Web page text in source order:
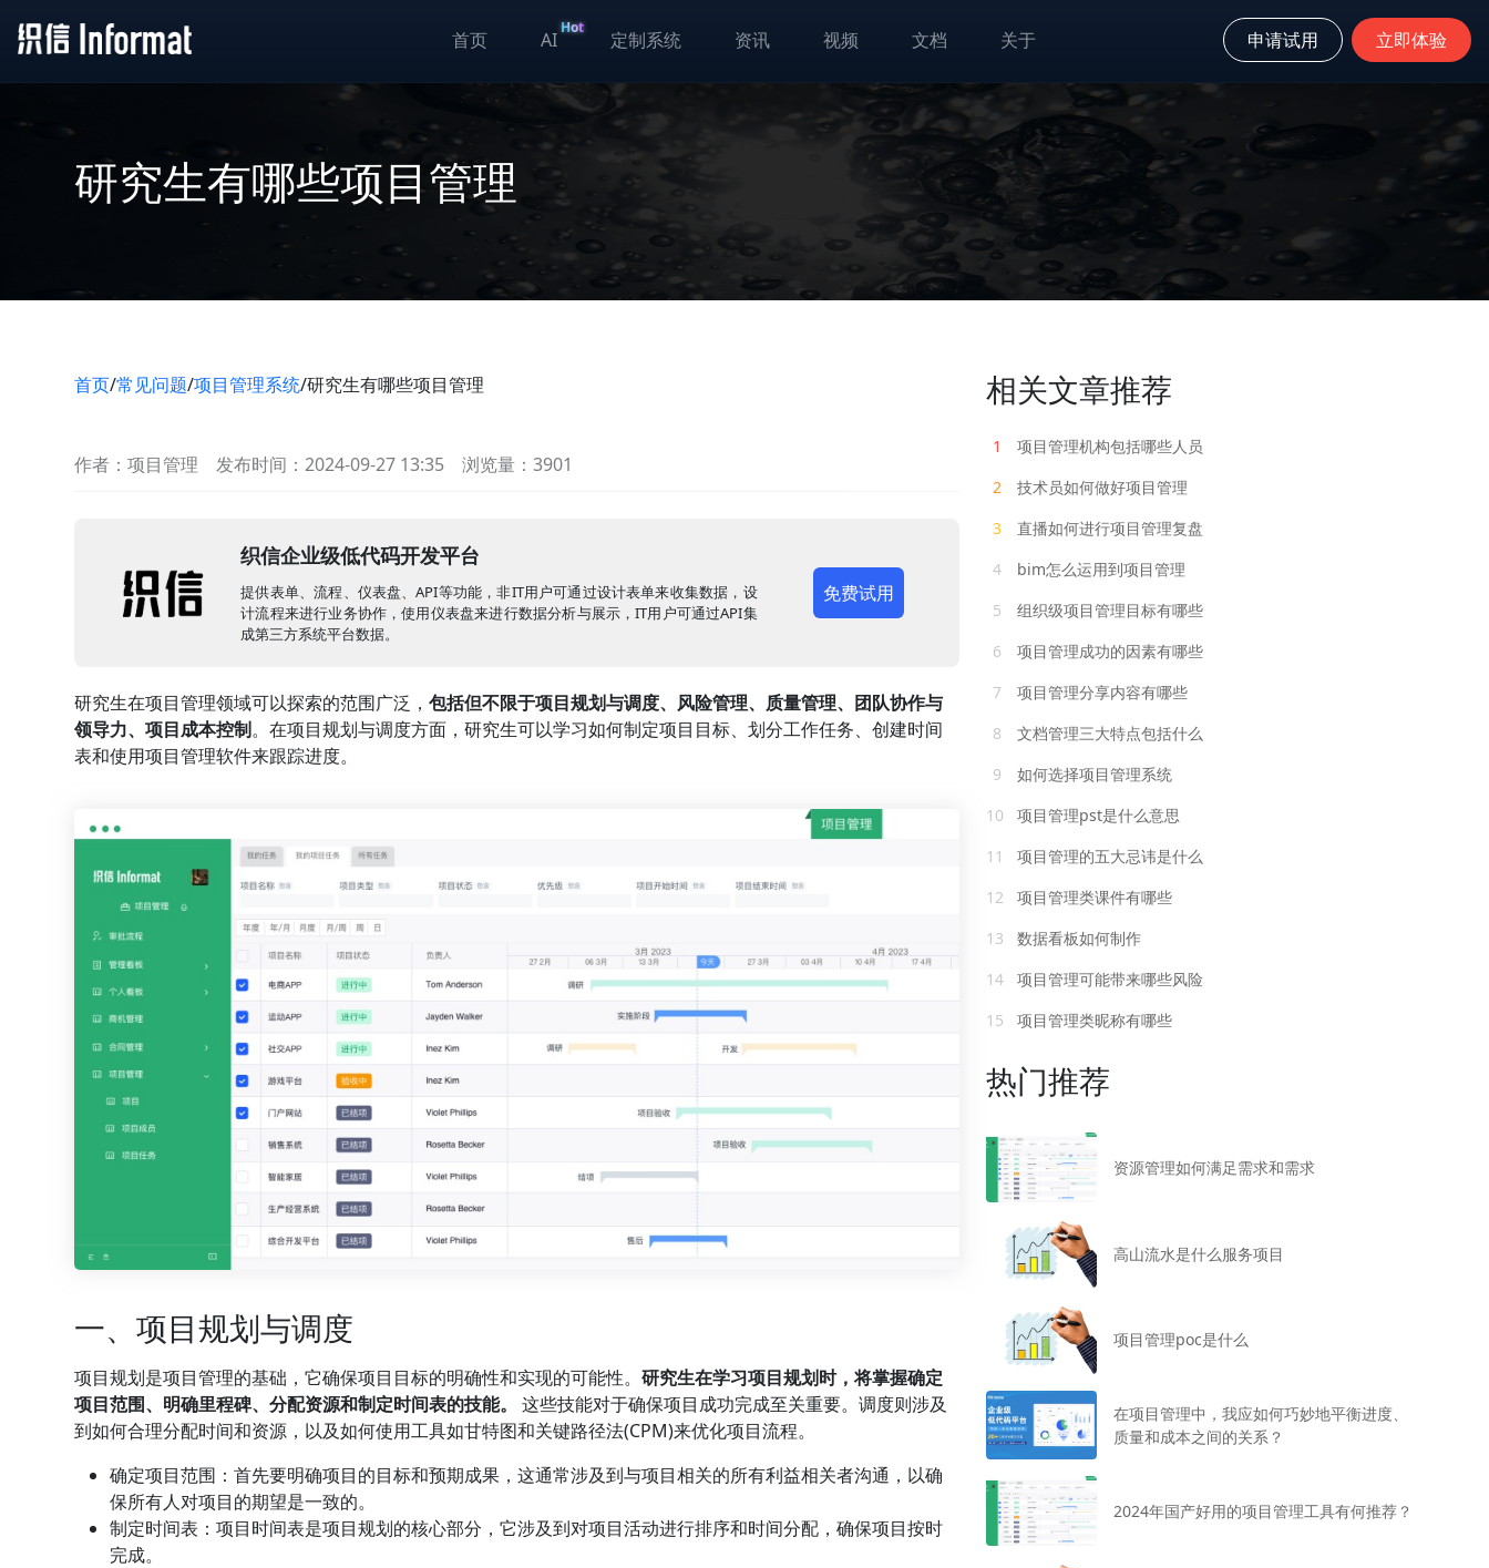
首页 AI
Hot
定制系统 资讯 视频 文档 关于 申请试用 立即体验
研究生有哪些项目管理
首页/常见问题/项目管理系统/研究生有哪些项目管理
作者：项目管理 发布时间：2024-09-27 13:35 浏览量：3901
织信企业级低代码开发平台
提供表单、流程、仪表盘、API等功能，非IT用户可通过设计表单来收集数据，设
计流程来进行业务协作，使用仪表盘来进行数据分析与展示，IT用户可通过API集
成第三方系统平台数据。
免费试用
研究生在项目管理领域可以探索的范围广泛，包括但不限于项目规划与调度、风险管理、质量管理、团队协作与
领导力、项目成本控制。在项目规划与调度方面，研究生可以学习如何制定项目目标、划分工作任务、创建时间
表和使用项目管理软件来跟踪进度。
一、项目规划与调度
项目规划是项目管理的基础，它确保项目目标的明确性和实现的可能性。研究生在学习项目规划时，将掌握确定
项目范围、明确里程碑、分配资源和制定时间表的技能。
这些技能对于确保项目成功完成至关重要。调度则涉及
到如何合理分配时间和资源，以及如何使用工具如甘特图和关键路径法(CPM)来优化项目流程。
确定项目范围：首先要明确项目的目标和预期成果，这通常涉及到与项目相关的所有利益相关者沟通，以确
保所有人对项目的期望是一致的。
制定时间表：项目时间表是项目规划的核心部分，它涉及到对项目活动进行排序和时间分配，确保项目按时
完成。
相关文章推荐
1
项目管理机构包括哪些人员
2
技术员如何做好项目管理
3
直播如何进行项目管理复盘
4
bim怎么运用到项目管理
5
组织级项目管理目标有哪些
6
项目管理成功的因素有哪些
7
项目管理分享内容有哪些
8
文档管理三大特点包括什么
9
如何选择项目管理系统
10
项目管理pst是什么意思
11
项目管理的五大忌讳是什么
12
项目管理类课件有哪些
13
数据看板如何制作
14
项目管理可能带来哪些风险
15
项目管理类昵称有哪些
热门推荐
资源管理如何满足需求和需求
高山流水是什么服务项目
项目管理poc是什么
在项目管理中，我应如何巧妙地平衡进度、
质量和成本之间的关系？
2024年国产好用的项目管理工具有何推荐？